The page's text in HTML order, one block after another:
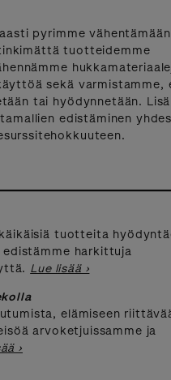
pyrimme vähentämään
tuotteidemme
sekä varmistamme,
tai hyödynnetään.
edistäminen
tuotteita
harkittuja
Lue lisää ›
elämiseen
arvoketjuissamme ja
›